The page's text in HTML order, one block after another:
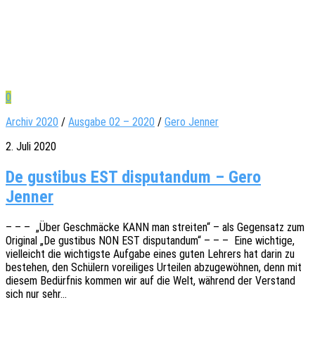
0
Archiv 2020 / Ausgabe 02 – 2020 / Gero Jenner
2. Juli 2020
De gustibus EST disputandum – Gero
Jenner
– – – „Über Geschmä­cke KANN man strei­ten“ – als Gegen­satz zum
Origi­nal „De gusti­bus NON EST dispu­t­an­dum“ – – – Eine wich­ti­ge,
viel­leicht die wich­tigs­te Aufga­be eines guten Lehrers hat darin zu
bestehen, den Schü­lern vorei­li­ges Urtei­len abzu­ge­wöh­nen, denn mit
diesem Bedürf­nis kommen wir auf die Welt, während der Verstand
sich nur sehr…